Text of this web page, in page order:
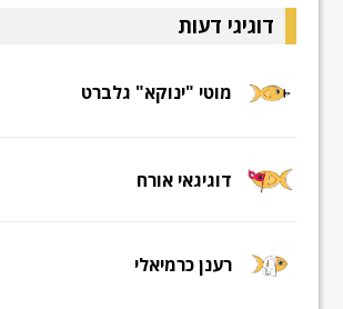
דוגיגי דעות
מוטי "ינוקא" גלברט
דוגיגאי אורח
רענן כרמיאלי